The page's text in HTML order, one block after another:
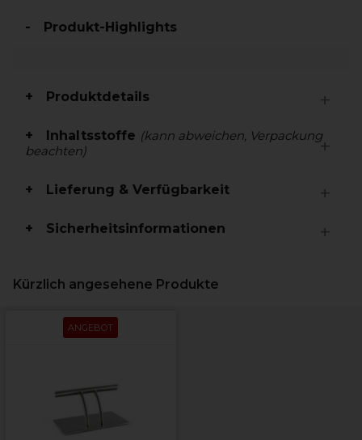
Produkt-Highlights
Produktdetails
Inhaltsstoffe (kann abweichen, Verpackung
beachten)
Lieferung & Verfügbarkeit
Sicherheitsinformationen
Kürzlich angesehene Produkte
ANGEBOT